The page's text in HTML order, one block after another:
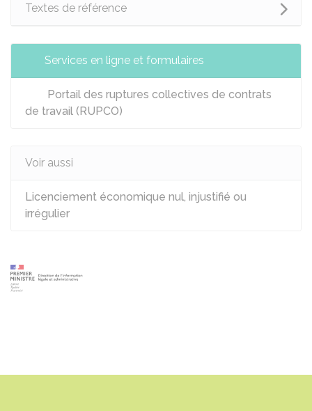
Textes de référence
Services en ligne et formulaires
Portail des ruptures collectives de contrats
de travail (RUPCO)
Voir aussi
Licenciement économique nul, injustifié ou
irrégulier